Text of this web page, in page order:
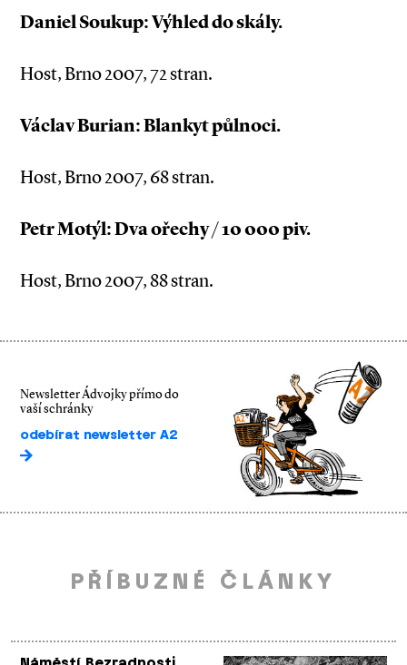
Daniel Soukup: Výhled do skály.
Host, Brno 2007, 72 stran.
Václav Burian: Blankyt půlnoci.
Host, Brno 2007, 68 stran.
Petr Motýl: Dva ořechy / 10 000 piv.
Host, Brno 2007, 88 stran.
Newsletter Ádvojky přímo do
vaší schránky
odebírat newsletter A2
PŘÍBUZNÉ ČLÁNKY